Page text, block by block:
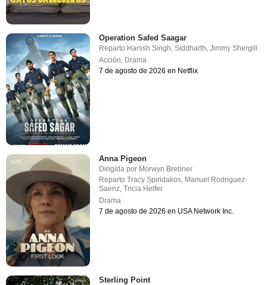
Operation Safed Saagar
Reparto Harssh Singh ,Siddharth ,Jimmy Shergill
Acción Drama
7 de agosto de 2026 en Netflix
Anna Pigeon
Dirigida por Morwyn Brebner
RepartoTracy Spiridakos, Manuel Rodriguez-
Saenz,Tricia Helfer
Drama
7 de agosto de 2026 en USA Network Inc.
Sterling Point